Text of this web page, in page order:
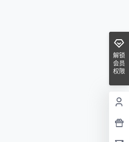
解锁
会员
权限